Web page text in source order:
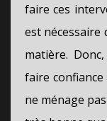
faire ces
est nécessaire
matière.
faire
ne ménage